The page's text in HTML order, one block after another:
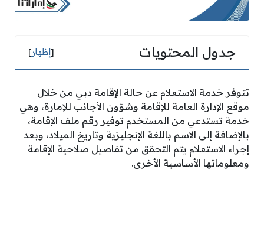
جدول المحتويات [إظهار]
تتوفر خدمة الاستعلام عن حالة الإقامة دبي من خلال
موقع الإدارة العامة للإقامة وشؤون الأجانب للإمارة، وهي
خدمة تستدعي من المستخدم توفير رقم ملف الإقامة،
بالإضافة إلى الاسم باللغة الإنجليزية وتاريخ الميلاد، وبعد
إجراء الاستعلام يتم التحقق من تفاصيل صلاحية الإقامة
ومعلوماتها الأساسية الأخرى.